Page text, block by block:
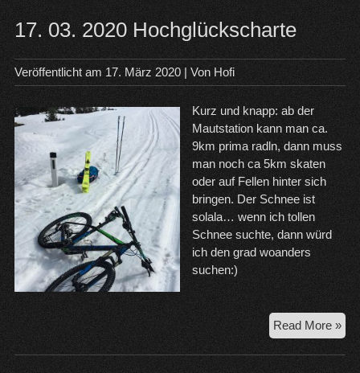
17. 03. 2020 Hochglückscharte
Veröffentlicht am 17. März 2020| Von Hofi
Kurz und knapp: ab der
Mautstation kann man ca.
9km prima radln, dann muss
man noch ca 5km skaten
oder auf Fellen hinter sich
bringen. Der Schnee ist
solala… wenn ich tollen
Schnee suchte, dann würd
ich den grad woanders
suchen:)
Read More »17.
03.